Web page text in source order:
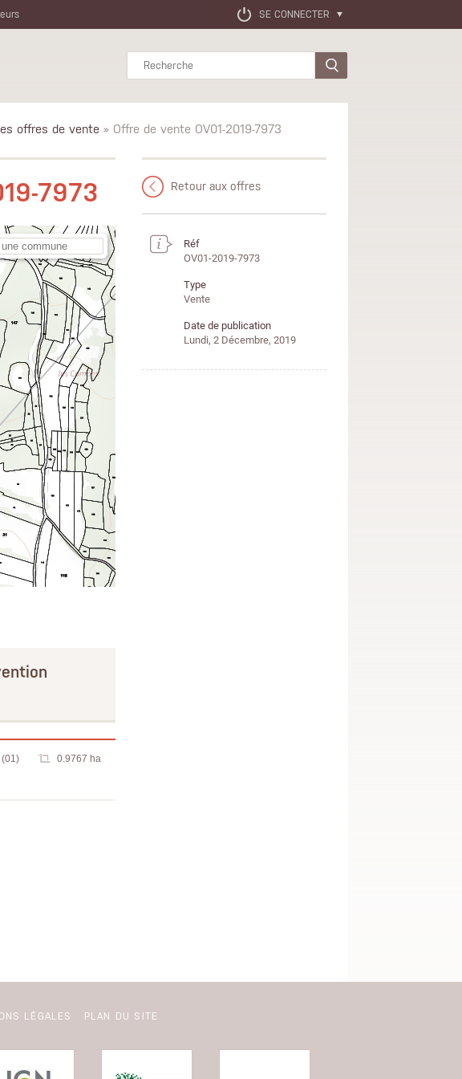
SE CONNECTER
Rechercher
offres de vente » Offre de vente OV01-2019-7973
7973
0.9767 ha
Retour aux offres
Réf
OV01-2019-7973
Type
Vente
Date de publication
Lundi, 2 Décembre, 2019
LÉGALES PLAN DU SITE